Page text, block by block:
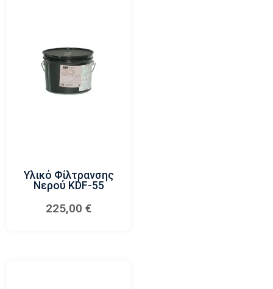
Υλικό Φίλτρανσης
Νερού KDF-55
225,00€